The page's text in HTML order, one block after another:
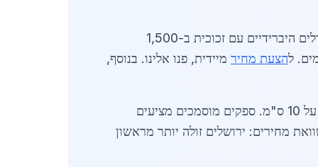
ספקים בירושלים מציעים פתרונות מותאמים: סורגים אנכיים ב-300 ש"ח/מ", אופקיים ב-400 ש"ח/מ", ומודלים היברידיים עם זכוכית ב-1,500
להצעת מחיר מיידית, פנו אלינו. בנוסף,
בשנת 2026, תקן ישראלי 1220 מחייב סורגים לבניינים בירושלים בגובה 2 מטר ומעלה, עם רווחים שלא יעלו על 10 ס"מ. ספקים מוסמכים מציעים
סורגים ירוקים מפלדה ממוחזרת, במחיר 500-700 ש"ח/מ". השוואת מחירים: ירושלים זולה יותר מראשון